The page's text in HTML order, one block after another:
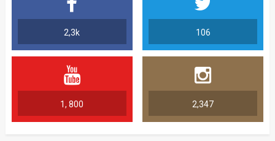
2,3k 106
1, 800 2,347